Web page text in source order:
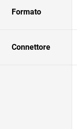
Formato
Connettore